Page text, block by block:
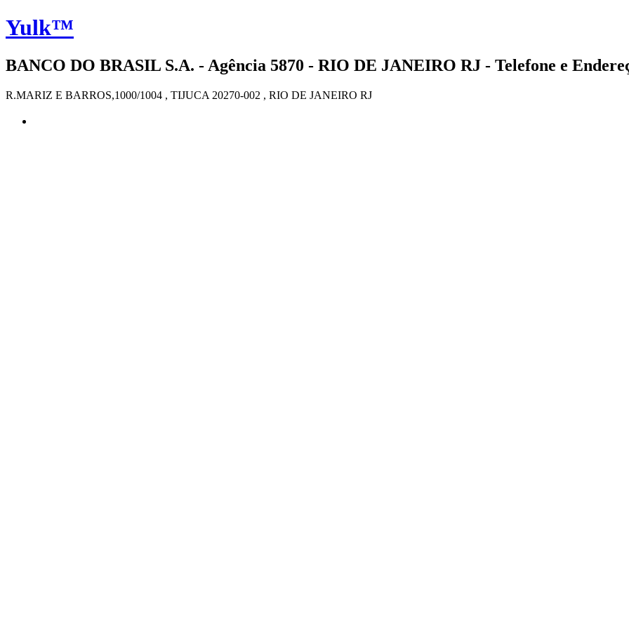
Yulk™
BANCO DO BRASIL S.A. - Agência 5870 - RIO DE JANEIRO RJ - Telefone e
R.MARIZ E BARROS,1000/1004 , TIJUCA 20270-002 , RIO DE JANEIRO RJ